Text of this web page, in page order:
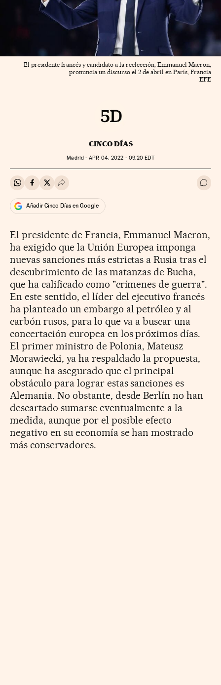
El presidente francés y candidato a la reelección, Emmanuel Macron,
pronuncia un discurso el 2 de abril en París, Francia
EFE
CINCO DÍAS
Madrid -APR 04, 2022 - 09:20 EDT
Compartir en Whatsapp
Compartir en Facebook
Compartir en Twitter
Desplegar Redes Sociales Ir a
Añadir Cinco Días en Google
El presidente de Francia, Emmanuel Macron,
ha exigido que la Unión Europea imponga
nuevas sanciones más estrictas a Rusia tras el
descubrimiento de las matanzas de Bucha,
que ha calificado como "crímenes de guerra".
En este sentido, el líder del ejecutivo francés
ha planteado un embargo al petróleo y al
carbón rusos, para lo que va a buscar una
concertación europea en los próximos días.
El primer ministro de Polonia, Mateusz
Morawiecki, ya ha respaldado la propuesta,
aunque ha asegurado que el principal
obstáculo para lograr estas sanciones es
Alemania. No obstante, desde Berlín no han
descartado sumarse eventualmente a la
medida, aunque por el posible efecto
negativo en su economía se han mostrado
más conservadores.